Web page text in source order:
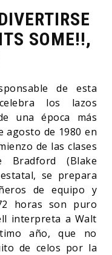
SOME!!,
de esta
los lazos
una época más
agosto de 1980 en
de las clases
Bradford (Blake
se prepara
de equipo y
horas son puro
interpreta a Walt
año, que no
de celos por la